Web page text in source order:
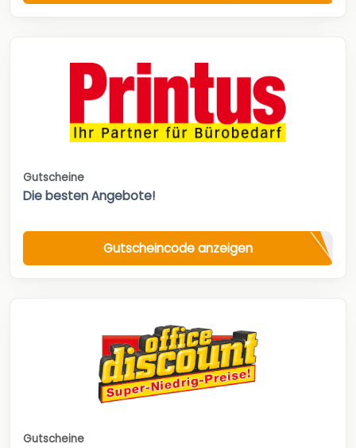
Gutscheine
Die besten Angebote!
Gutscheincode anzeigen
Gutscheine